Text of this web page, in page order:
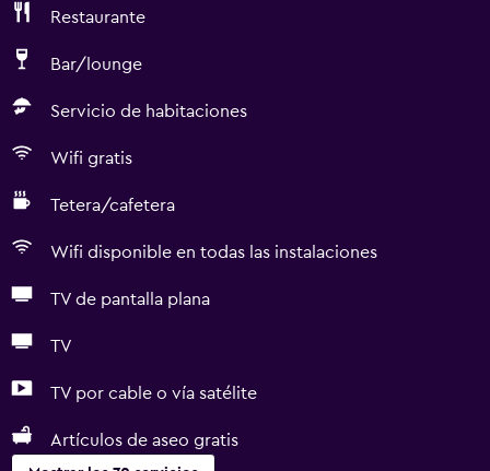
Restaurante
Bar/lounge
Servicio de habitaciones
Wifi gratis
Tetera/cafetera
Wifi disponible en todas las instalaciones
TV de pantalla plana
TV
TV por cable o vía satélite
Artículos de aseo gratis